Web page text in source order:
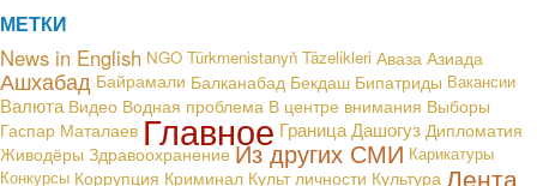
МЕТКИ
News in English NGO Türkmenistanyň Täzelikleri Аваза Азиада
Ашхабад Байрамали Балканабад Бекдаш Бипатриды Вакансии
Валюта Видео Водная проблема В центре внимания Выборы
Гаспар Маталаев Главное ГраницаДашогуз Дипломатия
Живодёры Здравоохранение Из других СМИ Карикатуры
Конкурсы Коррупция Криминал Культ личности Культура Лента